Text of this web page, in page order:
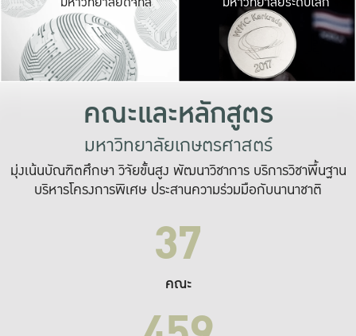
เปลี่ยนแปลง แล
เพื่อทำง
ระบบสารสนเทศ
คณะและหลักสูตร
มหาวิทยาลัยเกษตรศาสตร์
มุ่งเน้นบัณฑิตศึกษา วิจัยขั้นสูง พัฒนาวิชาการ บริการวิชาพื้นฐาน
บริหารโครงการพิเศษ ประสานความร่วมมือกับนานาชาติ
37
คณะ